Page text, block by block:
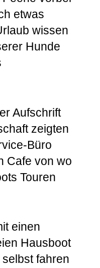
etwas
wissen
Hunde
Aufschrift
zeigten
Büro
Cafe von wo
Touren
einen
Hausboot
fahren